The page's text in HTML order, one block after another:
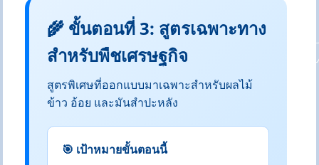
🌾 ขั้นตอนที่ 3: สูตรเฉพาะทาง
สำหรับพืชเศรษฐกิจ
สูตรพิเศษที่ออกแบบมาเฉพาะสำหรับผลไม้
ข้าว อ้อย และมันสำปะหลัง
🎯 เป้าหมายขั้นตอนนี้